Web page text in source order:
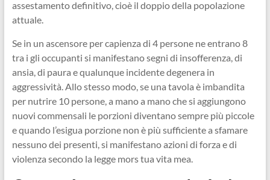
assestamento definitivo, cioè il doppio della popolazione
attuale.
Se in un ascensore per capienza di 4 persone ne entrano 8
tra i gli occupanti si manifestano segni di insofferenza, di
ansia, di paura e qualunque incidente degenera in
aggressività. Allo stesso modo, se una tavola è imbandita
per nutrire 10 persone, a mano a mano che si aggiungono
nuovi commensali le porzioni diventano sempre più piccole
e quando l’esigua porzione non è più sufficiente a sfamare
nessuno dei presenti, si manifestano azioni di forza e di
violenza secondo la legge mors tua vita mea.